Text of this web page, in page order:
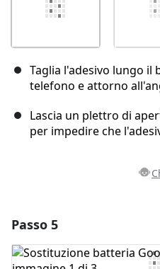
Taglia l'adesivo lungo il
telefono e attorno
Lascia un plettro di
per impedire che
Aggiungi Commento
Passo 5